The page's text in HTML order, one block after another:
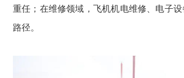
重任；在维修领域，飞机机电维修、电子
路径。